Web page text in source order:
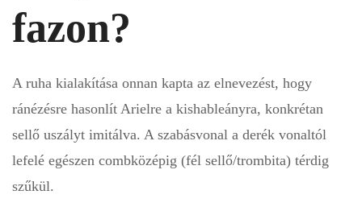
fazon?
A ruha kialakítása onnan kapta az elnevezést, hogy
ránézésre hasonlít Arielre a kishableányra, konkrétan
sellő uszályt imitálva. A szabásvonal a derék vonaltól
lefelé egészen combközépig (fél sellő/trombita) térdig
szűkül.